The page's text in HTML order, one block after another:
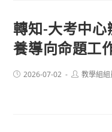
轉知-大考中
養導向命題工
Post2026-07-02
Post教學組組